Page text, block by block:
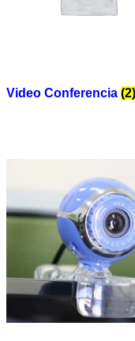
Video Conferencia (2)